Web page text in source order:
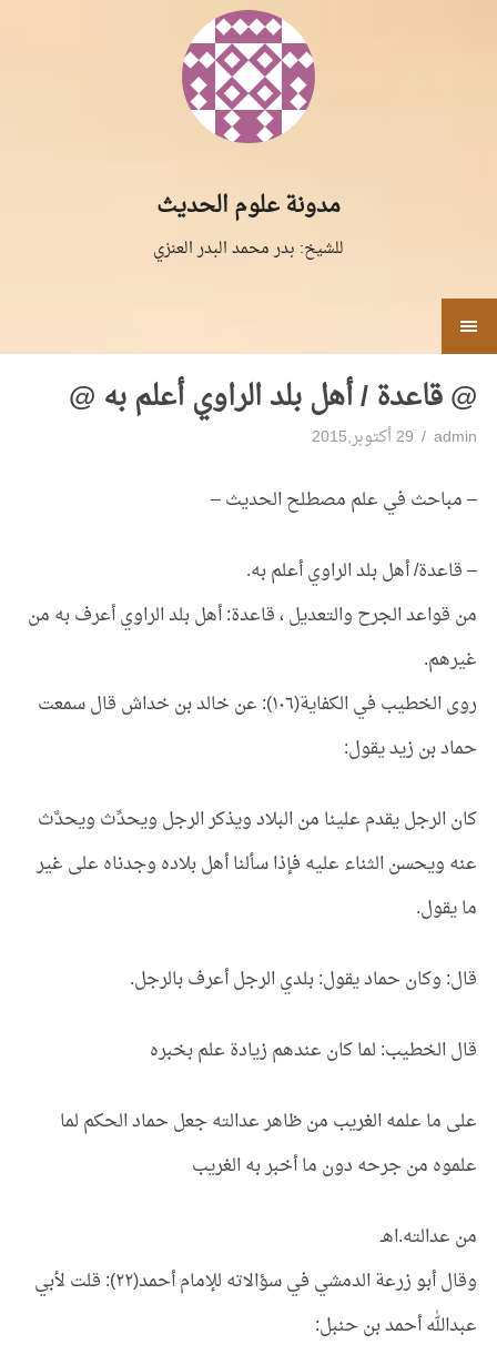
مدونة علوم الحديث
للشيخ: بدر محمد البدر العنزي
القائمة
@ قاعدة / أهل بلد الراوي أعلم به @
admin 29 أكتوبر,2015
– مباحث في علم مصطلح الحديث –
– قاعدة/ أهل بلد الراوي أعلم به.
من قواعد الجرح والتعديل ، قاعدة: أهل بلد الراوي أعرف به من
غيرهم.
روى الخطيب في الكفاية(١٠٦): عن خالد بن خداش قال سمعت
حماد بن زيد يقول:
كان الرجل يقدم علينا من البلاد ويذكر الرجل ويحدِّث ويحدَّث
عنه ويحسن الثناء عليه فإذا سألنا أهل بلاده وجدناه على غير
ما يقول.
قال: وكان حماد يقول: بلدي الرجل أعرف بالرجل.
قال الخطيب: لما كان عندهم زيادة علم بخبره
على ما علمه الغريب من ظاهر عدالته جعل حماد الحكم لما
علموه من جرحه دون ما أخبر به الغريب
من عدالته.اهـ
وقال أبو زرعة الدمشي في سؤالاته للإمام أحمد(٢٢): قلت لأبي
عبدالله أحمد بن حنبل: